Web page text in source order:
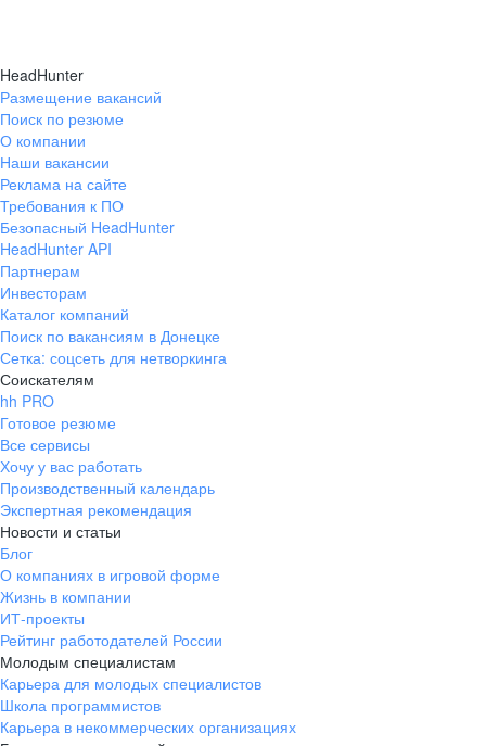
HeadHunter
Размещение вакансий
Поиск по резюме
О компании
Наши вакансии
Реклама на сайте
Требования к ПО
Безопасный HeadHunter
HeadHunter API
Партнерам
Инвесторам
Каталог компаний
Поиск по вакансиям в Донецке
Сетка: соцсеть для нетворкинга
Соискателям
hh PRO
Готовое резюме
Все сервисы
Хочу у вас работать
Производственный календарь
Экспертная рекомендация
Новости и статьи
Блог
О компаниях в игровой форме
Жизнь в компании
ИТ-проекты
Рейтинг работодателей России
Молодым специалистам
Карьера для молодых специалистов
Школа программистов
Карьера в некоммерческих организациях